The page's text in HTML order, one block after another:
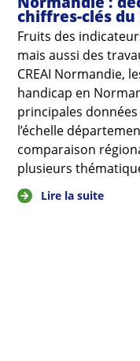
chiffres-clés du
Fruits des
mais aussi des
CREAI Normandie,
handicap en
principales
l’échelle
comparaison
plusieurs
Lire la suite